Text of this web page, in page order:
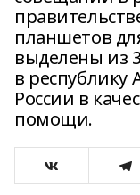
планшетов
выделены из
в республику
России в
помощи.